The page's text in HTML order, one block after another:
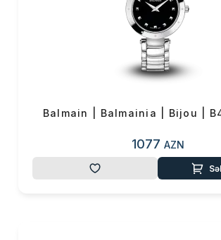
Balmain | Balmainia | Bijou |
1077 AZN